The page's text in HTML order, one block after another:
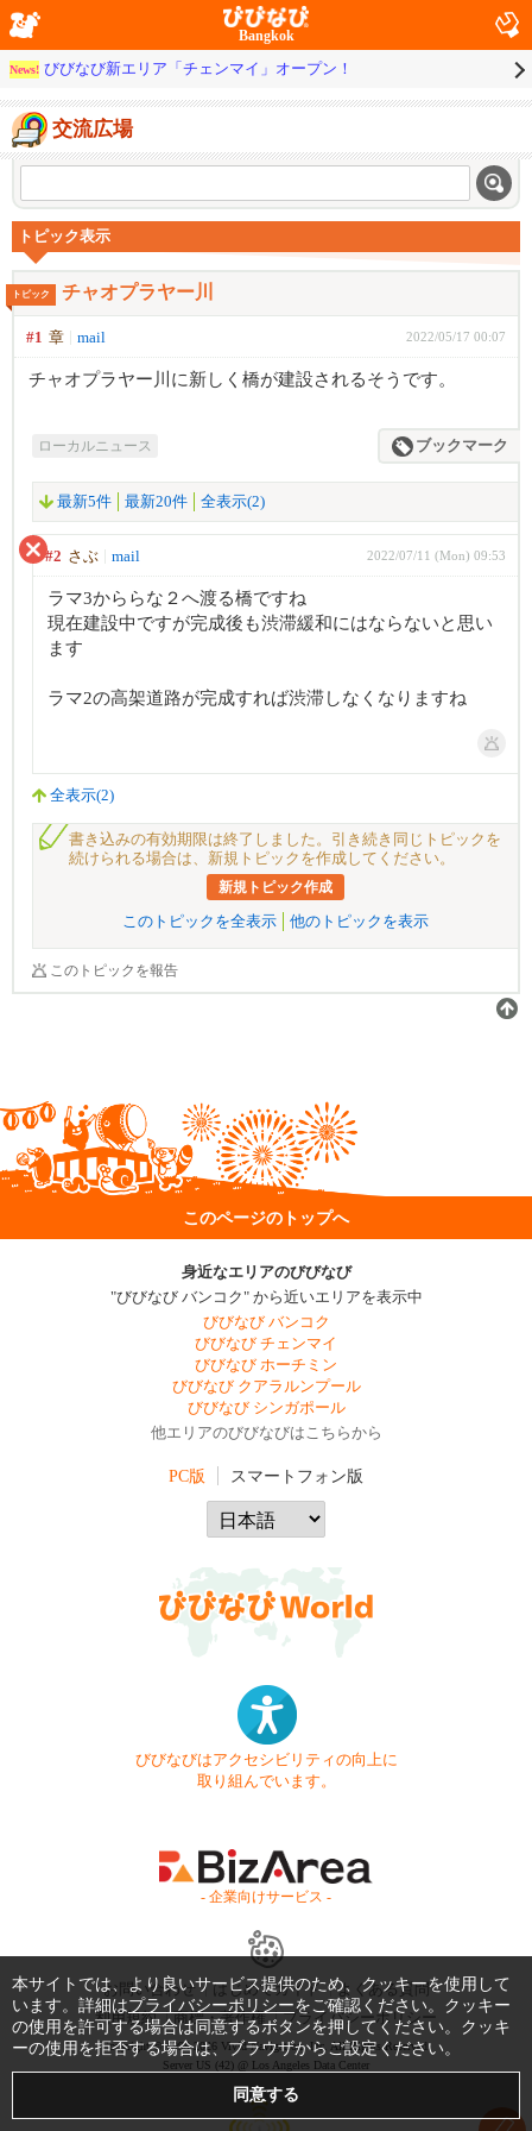
Bangkok
News! びびなび新エリア「チェンマイ」オープン！
交流広場
トピック表示
トピック チャオプラヤー川
#1 章 mail 2022/05/17 00:07
チャオプラヤー川に新しく橋が建設されるそうです。
ローカルニュース ブックマーク
最新5件 最新20件 全表示(2)
#2 さぶ mail 2022/07/11 (Mon) 09:53
ラマ3かららな２へ渡る橋ですね
現在建設中ですが完成後も渋滞緩和にはならないと思い
ます
ラマ2の高架道路が完成すれば渋滞しなくなりますね
全表示(2)
書き込みの有効期限は終了しました。引き続き同じトピックを
続けられる場合は、新規トピックを作成してください。
新規トピック作成
このトピックを全表示 他のトピックを表示
このトピックを報告
このページのトップへ
身近なエリアのびびなび
"びびなび バンコク" から近いエリアを表示中
びびなび バンコク
びびなび チェンマイ
びびなび ホーチミン
びびなび クアラルンプール
びびなび シンガポール
他エリアのびびなびはこちらから
PC版 スマートフォン版
びびなびはアクセシビリティの向上に
取り組んでいます。
- 企業向けサービス -
お問い合わせ はじめてガイド
よくある質問
利用規約
商標・著作権 プライバシーポリシー
Copyright © 1999-2026 Vivid Navigation, Inc. All Rights Reserved.
Server US (42) @ Los Angeles Data Center
本サイトでは、より良いサービス提供のため、クッキーを使用して
います。詳細はプライバシーポリシーをご確認ください。クッキー
の使用を許可する場合は同意するボタンを押してください。クッキ
ーの使用を拒否する場合は、ブラウザからご設定ください。